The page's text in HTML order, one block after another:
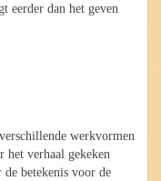
eerder dan het geven
werkvormen
het verhaal gekeken
de betekenis voor de